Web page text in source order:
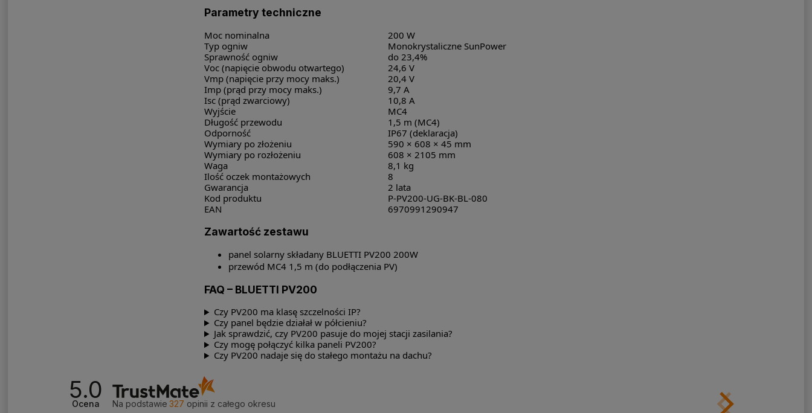
Parametry techniczne
Moc nominalna
200 W
Typ ogniw
Monokrystaliczne SunPower
Sprawność ogniw
do 23,4%
Voc (napięcie obwodu otwartego)
24,6 V
Vmp (napięcie przy mocy maks.)
20,4 V
Imp (prąd przy mocy maks.)
9,7 A
Isc (prąd zwarciowy)
10,8 A
Wyjście
MC4
Długość przewodu
1,5 m (MC4)
Odporność
IP67 (deklaracja)
Wymiary po złożeniu
590 × 608 × 45 mm
Wymiary po rozłożeniu
608 × 2105 mm
Waga
8,1 kg
Ilość oczek montażowych
8
Gwarancja
2 lata
Kod produktu
P-PV200-UG-BK-BL-080
EAN
6970991290947
Zawartość zestawu
panel solarny składany BLUETTI PV200 200W
przewód MC4 1,5 m (do podłączenia PV)
FAQ – BLUETTI PV200
Czy PV200 ma klasę szczelności IP?
Czy panel będzie działał w półcieniu?
Jak sprawdzić, czy PV200 pasuje do mojej stacji zasilania?
Czy mogę połączyć kilka paneli PV200?
Czy PV200 nadaje się do stałego montażu na dachu?
5.0
Ocena Na podstawie 327 opinii z całego okresu